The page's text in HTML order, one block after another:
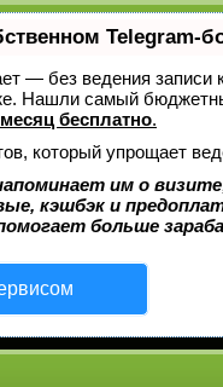
Telegram-
— без ведения
Нашли самый
бесплатно.
который упрощает
им о
кэшбэк и
больше